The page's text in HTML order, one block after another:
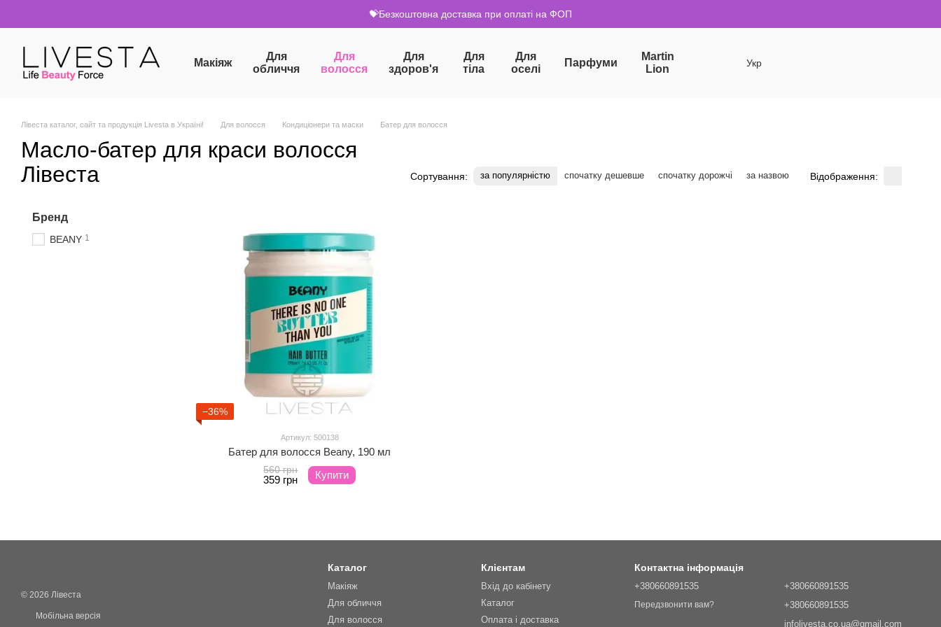
💝Безкоштовна доставка при оплаті на ФОП
Макіяж
Для
обличчя
Для
волосся
Для
здоров'я
Для
тіла
Для
оселі
Парфуми
Martin
Lion
Укр
Лівеста каталог, сайт та продукція Livesta в Україні! Для волосся Кондиціонери та маски Батер для волосся
Масло-батер для краси волосся
Лівеста
Сортування: за популярністю спочатку дешевше спочатку дорожчі за назвою Відображення:
−36%
Артикул: 500138
Батер для волосся Beany, 190 мл
560 грн
359 грн Купити
Бренд
BEANY 1
© 2026 Лівеста
Мобільна версія
Каталог
Макіяж
Для обличчя
Для волосся
Клієнтам
Вхід до кабінету
Каталог
Оплата і доставка
Контактна інформація
+380660891535
Передзвонити вам?
+380660891535
+380660891535
infolivesta.co.ua@gmail.com